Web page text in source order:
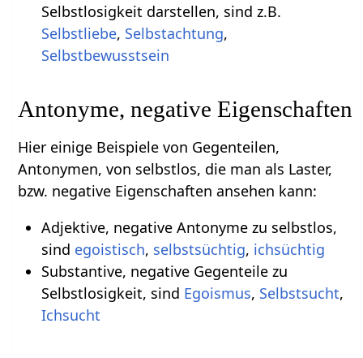
Selbstlosigkeit darstellen, sind z.B.
Selbstliebe, Selbstachtung,
Selbstbewusstsein
Antonyme, negative Eigenschaften
Hier einige Beispiele von Gegenteilen,
Antonymen, von selbstlos, die man als Laster,
bzw. negative Eigenschaften ansehen kann:
Adjektive, negative Antonyme zu selbstlos,
sind egoistisch, selbstsüchtig, ichsüchtig
Substantive, negative Gegenteile zu
Selbstlosigkeit, sind Egoismus, Selbstsucht,
Ichsucht